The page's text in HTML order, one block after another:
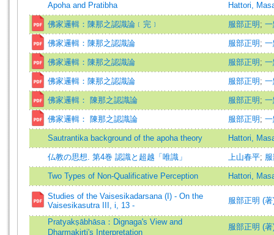
Apoha and Pratibha Hattori,
佛家邏輯：陳那之認識論﹝完﹞ 服部正明 ;
佛家邏輯：陳那之認識論 服部正明 ;
佛家邏輯：陳那之認識論 服部正明 ;
佛家邏輯：陳那之認識論 服部正明 ;
佛家邏輯： 陳那之認識論 服部正明 ;
佛家邏輯： 陳那之認識論 服部正明 ;
Sautrantika background of the apoha theory Hattori,
仏教の思想. 第4巻 認識と超越「唯識」 上山春平;
Two Types of Non-Qualificative Perception Hattori,
Studies of the Vaisesikadarsana (I) - On the
Vaisesikasutra III, i, 13 -
服部正明 (
Pratyakṣābhāsa：Dignaga's View and
Dharmakirti's Interpretation
服部正明 (